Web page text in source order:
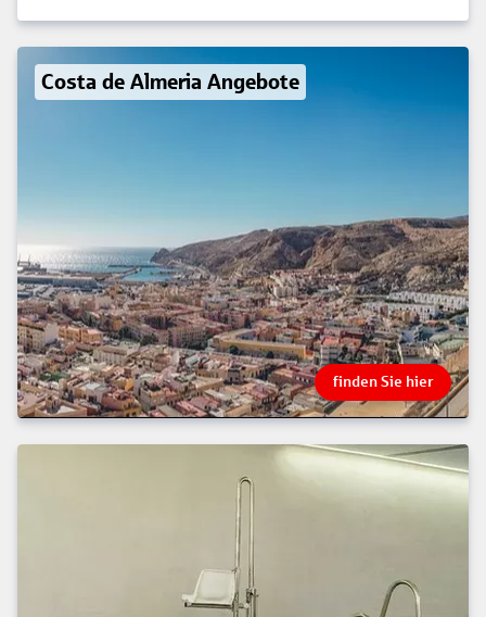
Costa de Almeria Angebote
finden Sie hier